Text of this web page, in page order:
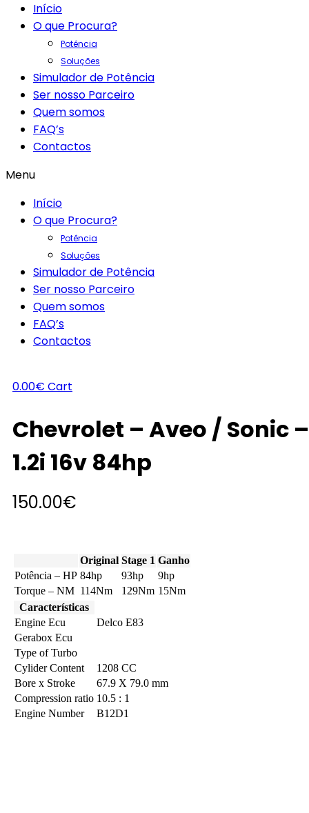
Início
O que Procura?
Potência
Soluções
Simulador de Potência
Ser nosso Parceiro
Quem somos
FAQ’s
Contactos
Menu
Início
O que Procura?
Potência
Soluções
Simulador de Potência
Ser nosso Parceiro
Quem somos
FAQ’s
Contactos
0.00€ Cart
Chevrolet – Aveo / Sonic –
1.2i 16v 84hp
150.00€
Original Stage 1 Ganho
Potência – HP 84hp 93hp
9hp
Torque – NM 114Nm 129Nm 15Nm
Características
Engine Ecu
Delco E83
Gerabox Ecu
Type of Turbo
Cylider Content
1208 CC
Bore x Stroke
67.9 X 79.0 mm
Compression ratio 10.5 : 1
Engine Number
B12D1